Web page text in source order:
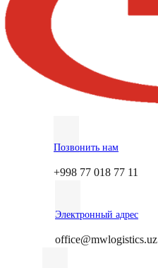
Позвонить нам
+998 77 018 77 11
Электронный адрес
office@mwlogistics.uz